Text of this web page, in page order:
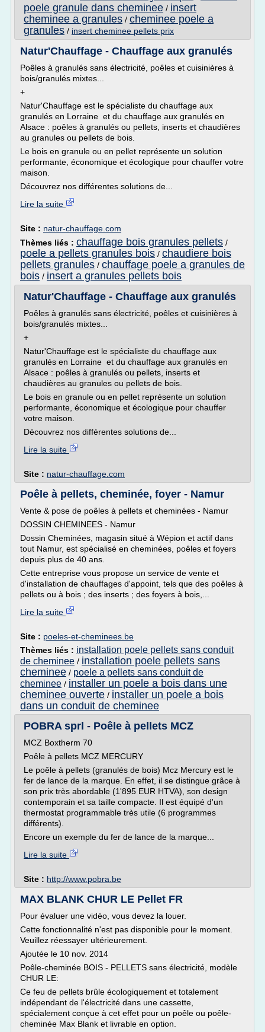
poele granule dans cheminee / insert
cheminee a granules / cheminee poele a
granules / insert cheminee pellets prix
Natur'Chauffage - Chauffage aux granulés
Poêles à granulés sans électricité, poêles et cuisinières à
bois/granulés mixtes...
+
Natur'Chauffage est le spécialiste du chauffage aux
granulés en Lorraine et du chauffage aux granulés en
Alsace : poêles à granulés ou pellets, inserts et chaudières
au granules ou pellets de bois.
Le bois en granule ou en pellet représente un solution
performante, économique et écologique pour chauffer votre
maison.
Découvrez nos différentes solutions de...
Lire la suite
Site : natur-chauffage.com
Thèmes liés : chauffage bois granules pellets /
poele a pellets granules bois / chaudiere bois
pellets granules / chauffage poele a granules de
bois / insert a granules pellets bois
Natur'Chauffage - Chauffage aux granulés
Poêles à granulés sans électricité, poêles et cuisinières à
bois/granulés mixtes...
+
Natur'Chauffage est le spécialiste du chauffage aux
granulés en Lorraine et du chauffage aux granulés en
Alsace : poêles à granulés ou pellets, inserts et
chaudières au granules ou pellets de bois.
Le bois en granule ou en pellet représente un solution
performante, économique et écologique pour chauffer
votre maison.
Découvrez nos différentes solutions de...
Lire la suite
Site : natur-chauffage.com
Poêle à pellets, cheminée, foyer - Namur
Vente & pose de poêles à pellets et cheminées - Namur
DOSSIN CHEMINEES - Namur
Dossin Cheminées, magasin situé à Wépion et actif dans
tout Namur, est spécialisé en cheminées, poêles et foyers
depuis plus de 40 ans.
Cette entreprise vous propose un service de vente et
d'installation de chauffages d'appoint, tels que des poêles à
pellets ou à bois ; des inserts ; des foyers à bois,...
Lire la suite
Site : poeles-et-cheminees.be
Thèmes liés : installation poele pellets sans conduit
de cheminee / installation poele pellets sans
cheminee / poele a pellets sans conduit de
cheminee / installer un poele a bois dans une
cheminee ouverte / installer un poele a bois
dans un conduit de cheminee
POBRA sprl - Poêle à pellets MCZ
MCZ Boxtherm 70
Poêle à pellets MCZ MERCURY
Le poêle à pellets (granulés de bois) Mcz Mercury est le
fer de lance de la marque. En effet, il se distingue grâce à
son prix très abordable (1'895 EUR HTVA), son design
contemporain et sa taille compacte. Il est équipé d'un
thermostat programmable très utile (6 programmes
différents).
Encore un exemple du fer de lance de la marque...
Lire la suite
Site : http://www.pobra.be
MAX BLANK CHUR LE Pellet FR
Pour évaluer une vidéo, vous devez la louer.
Cette fonctionnalité n'est pas disponible pour le moment.
Veuillez réessayer ultérieurement.
Ajoutée le 10 nov. 2014
Poêle-cheminée BOIS - PELLETS sans électricité, modèle
CHUR LE:
Ce feu de pellets brûle écologiquement et totalement
indépendant de l'électricité dans une cassette,
spécialement conçue à cet effet pour un poêle ou poêle-
cheminée Max Blank et livrable en option.